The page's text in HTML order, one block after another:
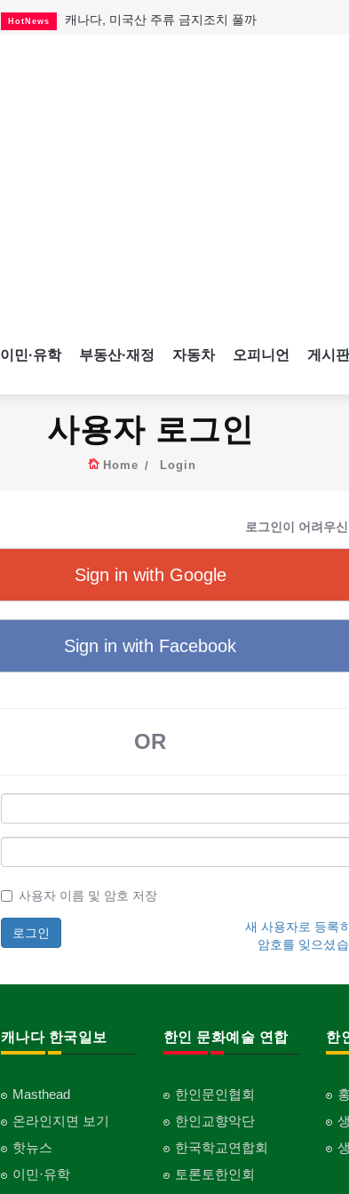
HotNews 캐나다, 미국산 주류 금지조치 풀까
이민·유학 부동산·재정 자동차 오피니언 게시판
사용자 로그인
Home Login
로그인이 어려우
Sign in with Google
Sign in with Facebook
OR
사용자 이름 및 암호 저장
새 사용자로 등록
암호를 잊으셨
캐나다 한국일보
Masthead
온라인지면 보기
핫뉴스
이민·유학
한인 문화예술 연합
한인문인협회
한인교향악단
한국학교연합회
토론토한인회
한